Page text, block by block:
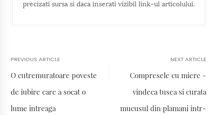
precizati sursa si daca inserati vizibil link-ul articolului.
PREVIOUS ARTICLE
O cutremuratoare poveste
de iubire care a socat o
lume intreaga
NEXT ARTICLE
Compresele cu miere -
vindeca tusea si curata
mucusul din plamani intr-